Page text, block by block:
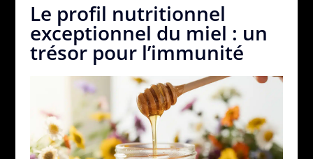
Le profil nutritionnel
exceptionnel du miel : un
trésor pour l’immunité